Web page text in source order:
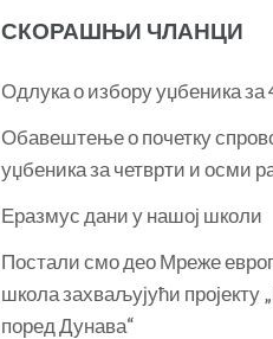
СКОРАШЊИ ЧЛАНЦИ
Одлука о избору уџбеника за
Обавештење о почетку
уџбеника за четврти и осми
Еразмус дани у нашој школи
Постали смо део Мреже
школа захваљујући пројекту
поред Дунава“